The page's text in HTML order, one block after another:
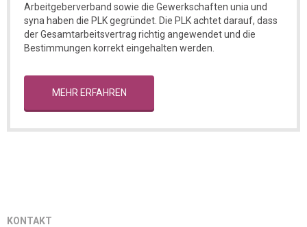
Arbeitgeberverband sowie die Gewerkschaften unia und
syna haben die PLK gegründet. Die PLK achtet darauf, dass
der Gesamtarbeitsvertrag richtig angewendet und die
Bestimmungen korrekt eingehalten werden.
MEHR ERFAHREN
KONTAKT